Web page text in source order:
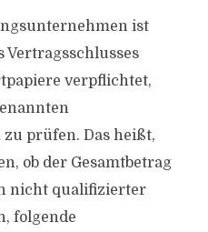
ist
Vertragsschlusses
verpflichtet,
prüfen. Das heißt,
ob der Gesamtbetrag
nicht qualifizierter
folgende